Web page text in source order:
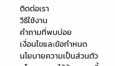
ติดต่อเรา
วิธีใช้งาน
คำถามที่พบบ่อย
เงื่อนไขและข้อกำหนด
นโยบายความเป็นส่วนตัว